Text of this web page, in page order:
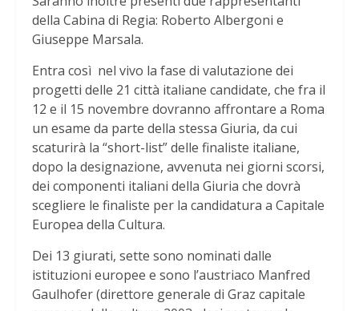
della Cabina di Regia: Roberto Albergoni e
Giuseppe Marsala.
Entra così nel vivo la fase di valutazione dei
progetti delle 21 città italiane candidate, che fra il
12 e il 15 novembre dovranno affrontare a Roma
un esame da parte della stessa Giuria, da cui
scaturirà la “short-list” delle finaliste italiane,
dopo la designazione, avvenuta nei giorni scorsi,
dei componenti italiani della Giuria che dovrà
scegliere le finaliste per la candidatura a Capitale
Europea della Cultura.
Dei 13 giurati, sette sono nominati dalle
istituzioni europee e sono l’austriaco Manfred
Gaulhofer (direttore generale di Graz capitale